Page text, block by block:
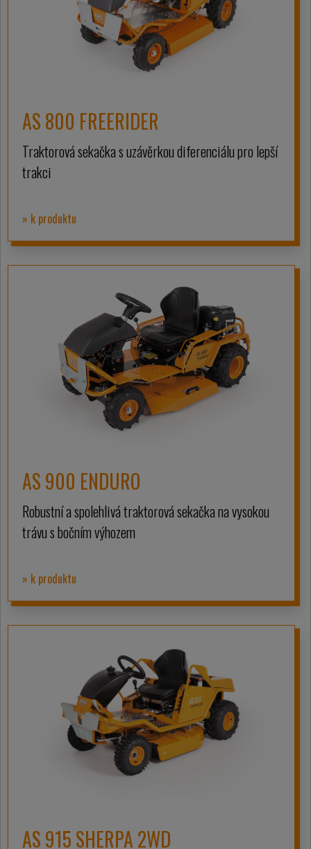
AS 800 FREERIDER
Traktorová sekačka s uzávěrkou diferenciálu pro lepší
trakci
» k produktu
AS 900 ENDURO
Robustní a spolehlivá traktorová sekačka na vysokou
trávu s bočním výhozem
» k produktu
AS 915 SHERPA 2WD